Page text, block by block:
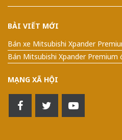
BÀI VIẾT MỚI
Bán xe Mitsubishi Xpander
Bán Mitsubishi Xpander Premium
MẠNG XÃ HỘI